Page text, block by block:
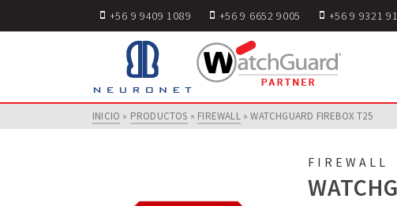
+56 9 9409 1089 +56 9 6652 9005 +56 9 9321
INICIO » PRODUCTOS » FIREWALL » WATCHGUARD FIREBOX T25
FIREWALL